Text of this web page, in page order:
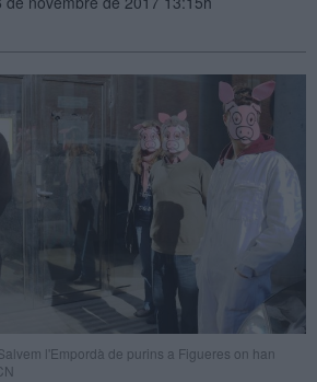
l'Empordà de purins a Figueres on han